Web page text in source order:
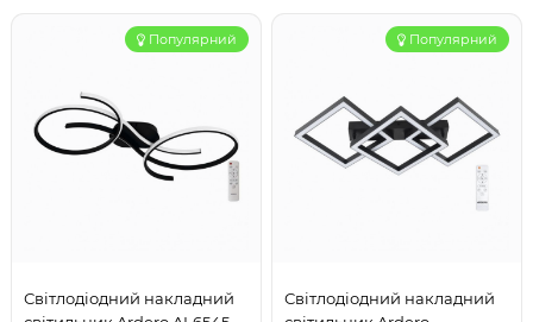
Популярний
Світлодіодний накладний
Популярний
Світлодіодний накладний